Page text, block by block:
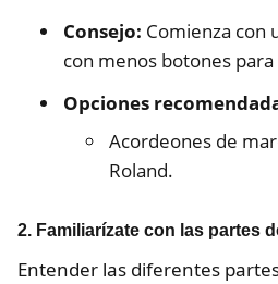
Consejo: Comienza con
con menos botones
Opciones
Acordeones de
Roland.
2. Familiarízate con las partes
Entender las diferentes